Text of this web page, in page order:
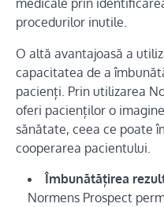
medicale prin
procedurilor inutile.
O altă avantajoasă a
capacitatea de a
pacienți. Prin utilizarea
oferi pacienților o
sănătate, ceea ce poate
cooperarea pacientului.
Îmbunătățirea
Normens Prospect